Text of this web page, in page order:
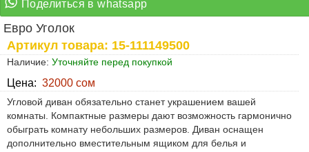
Евро Уголок
Артикул товара: 15-111149500
Наличие: Уточняйте перед покупкой
Цена: 32000 сом
Угловой диван обязательно станет украшением вашей
комнаты. Компактные размеры дают возможность гармонично
обыграть комнату небольших размеров. Диван оснащен
дополнительно вместительным ящиком для белья и